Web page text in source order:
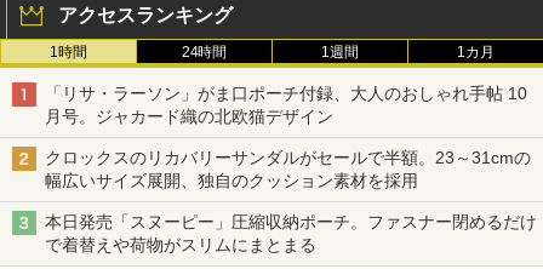
アクセスランキング
1時間 24時間 1週間 1カ月
「リサ・ラーソン」がま口ポーチ付録、大人のおしゃれ手帖 10
月号。ジャカード織の北欧猫デザイン
クロックスのリカバリーサンダルがセールで半額。23～31cmの
幅広いサイズ展開、独自のクッション素材を採用
本日発売「スヌーピー」圧縮収納ポーチ。ファスナー閉めるだけ
で着替えや荷物がスリムにまとまる